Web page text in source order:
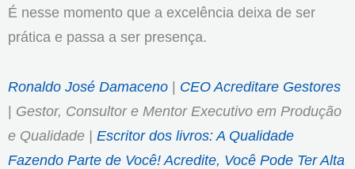
É nesse momento que a excelência deixa de ser
prática e passa a ser presença.
Ronaldo José Damaceno | CEO Acreditare Gestores
| Gestor, Consultor e Mentor Executivo em Produção
e Qualidade | Escritor dos livros: A Qualidade
Fazendo Parte de Você! Acredite, Você Pode Ter Alta